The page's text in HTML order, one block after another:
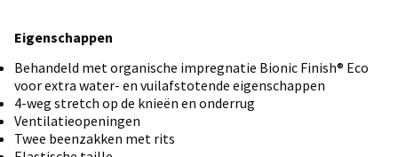
Eigenschappen
Behandeld met organische impregnatie Bionic Finish® Eco
voor extra water- en vuilafstotende eigenschappen
4-weg stretch op de knieën en onderrug
Ventilatieopeningen
Twee beenzakken met rits